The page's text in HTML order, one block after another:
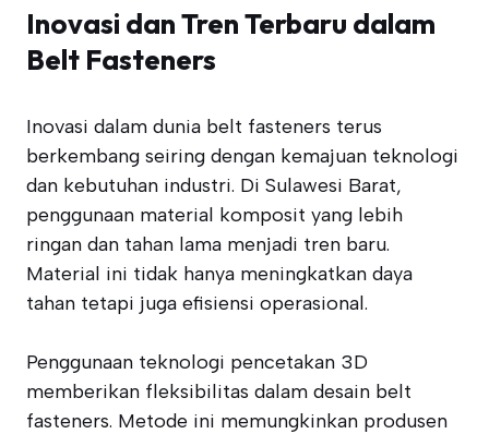
Inovasi dan Tren Terbaru dalam
Belt Fasteners
Inovasi dalam dunia belt fasteners terus
berkembang seiring dengan kemajuan teknologi
dan kebutuhan industri. Di Sulawesi Barat,
penggunaan material komposit yang lebih
ringan dan tahan lama menjadi tren baru.
Material ini tidak hanya meningkatkan daya
tahan tetapi juga efisiensi operasional.
Penggunaan teknologi pencetakan 3D
memberikan fleksibilitas dalam desain belt
fasteners. Metode ini memungkinkan produsen